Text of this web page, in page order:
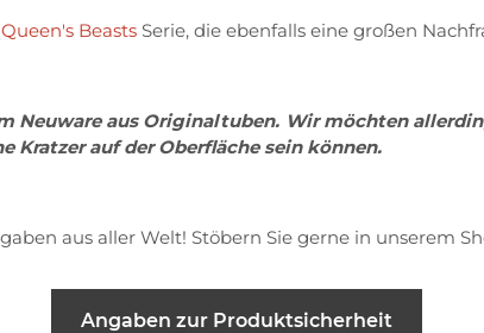
Queen's Beasts Serie, die ebenfalls eine großen
Neuware aus Originaltuben. Wir möchten
Kratzer auf der Oberfläche sein können.
aus aller Welt! Stöbern Sie gerne in unserem
Angaben zur Produktsicherheit